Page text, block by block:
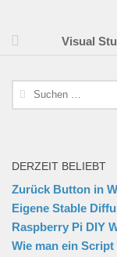
Visual
Suchen
nach:
DERZEIT BELIEBT
Zurück Button in
Eigene Stable
Raspberry Pi DIY
Wie man ein